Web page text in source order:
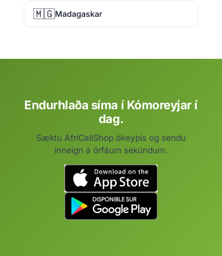
🇲🇬Madagaskar
Endurhlaða síma í Kómoreyjar í
dag.
Sæktu AfriCallShop ókeypis og sendu
inneign á örfáum sekúndum.